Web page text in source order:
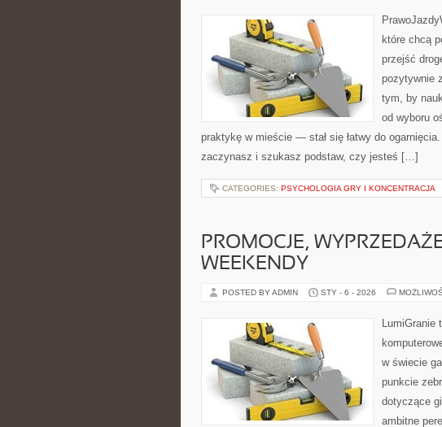
które chcą
przejść
pozytywnie
tym, by
od wyboru
praktykę w mieście — stał się łatwy do
zaczynasz i szukasz podstaw, czy jesteś […]
CATEGORIES: PSYCHOLOGIA GRY I KONCENTRACJA
PROMOCJE,
WEEKENDY
POSTED BY ADMIN STY - 6 - 2026
LumiGranie
w świecie
punkcie
dotyczące
ambitne